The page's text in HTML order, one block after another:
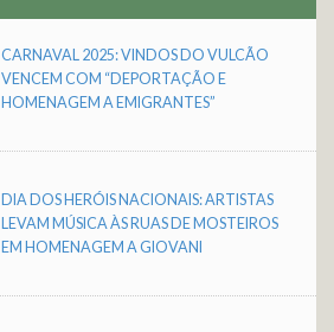
CARNAVAL 2025: VINDOS DO VULCÃO
VENCEM COM “DEPORTAÇÃO E
HOMENAGEM A EMIGRANTES”
DIA DOS HERÓIS NACIONAIS: ARTISTAS
LEVAM MÚSICA ÀS RUAS DE MOSTEIROS
EM HOMENAGEM A GIOVANI